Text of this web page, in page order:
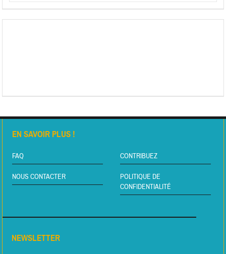
EN SAVOIR PLUS !
FAQ CONTRIBUEZ
NOUS CONTACTER
POLITIQUE DE
CONFIDENTIALITÉ
NEWSLETTER